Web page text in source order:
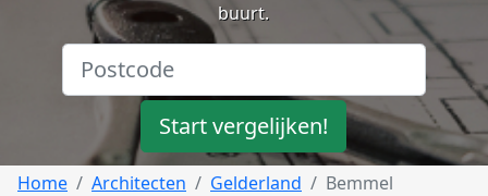
buurt.
Start vergelijken!
Home Architecten Gelderland Bemmel